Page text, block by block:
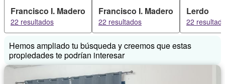
Francisco I. Madero
22 resultados
Francisco I. Madero
22 resultados
Lerdo
22
Hemos ampliado tu búsqueda y creemos que estas
propiedades te podrían interesar